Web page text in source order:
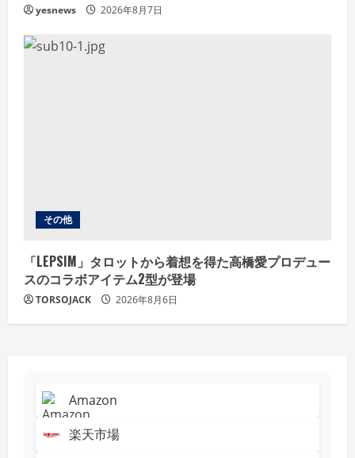
yesnews 2026年8月7日
その他
「LEPSIM」タロットから着想を得た高橋愛プロデュー
スのコラボアイテム2型が登場
TORSOJACK 2026年8月6日
Amazon
楽天市場